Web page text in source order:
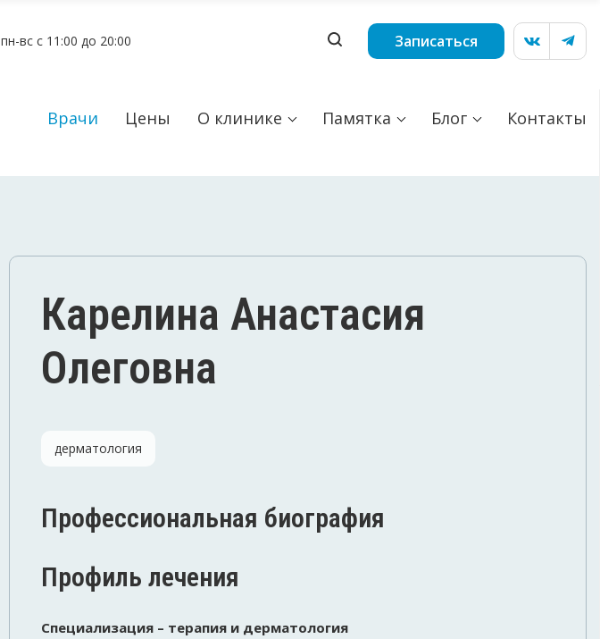
пн-вс c 11:00 до 20:00 Записаться
Врачи Цены О клинике Памятка Блог Контакты
Карелина Анастасия
Олеговна
дерматология
Профессиональная биография
Профиль лечения
Специализация – терапия и дерматология